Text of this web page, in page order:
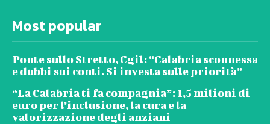
Most popular
Ponte sullo Stretto, Cgil: “Calabria sconnessa
e dubbi sui conti. Si investa sulle priorità”
“La Calabria ti fa compagnia”: 1,5 milioni di
euro per l’inclusione, la cura e la
valorizzazione degli anziani